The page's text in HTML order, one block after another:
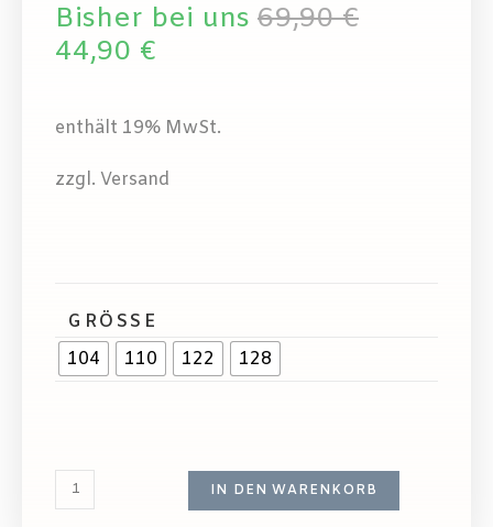
Bisher bei uns 69,90€
44,90 €
enthält 19% MwSt.
zzgl. Versand
GRÖSSE
104
110 122 128
IN DEN WARENKORB